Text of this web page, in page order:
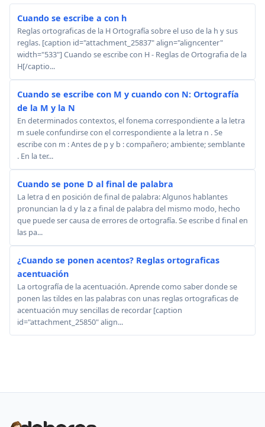
Cuando se escribe a con h
Reglas ortograficas de la H Ortografía sobre el uso de la h y sus
reglas. [caption id="attachment_25837" align="aligncenter"
width="533"] Cuando se escribe con H - Reglas de Ortografia de la
H[/captio...
Cuando se escribe con M y cuando con N: Ortografía
de la M y la N
En determinados contextos, el fonema correspondiente a la letra
m suele confundirse con el correspondiente a la letra n . Se
escribe con m : Antes de p y b : compañero; ambiente; semblante
. En la ter...
Cuando se pone D al final de palabra
La letra d en posición de final de palabra: Algunos hablantes
pronuncian la d y la z a final de palabra del mismo modo, hecho
que puede ser causa de errores de ortografía. Se escribe d final en
las pa...
¿Cuando se ponen acentos? Reglas ortograficas
acentuación
La ortografía de la acentuación. Aprende como saber donde se
ponen las tildes en las palabras con unas reglas ortograficas de
acentuación muy sencillas de recordar [caption
id="attachment_25850" align...